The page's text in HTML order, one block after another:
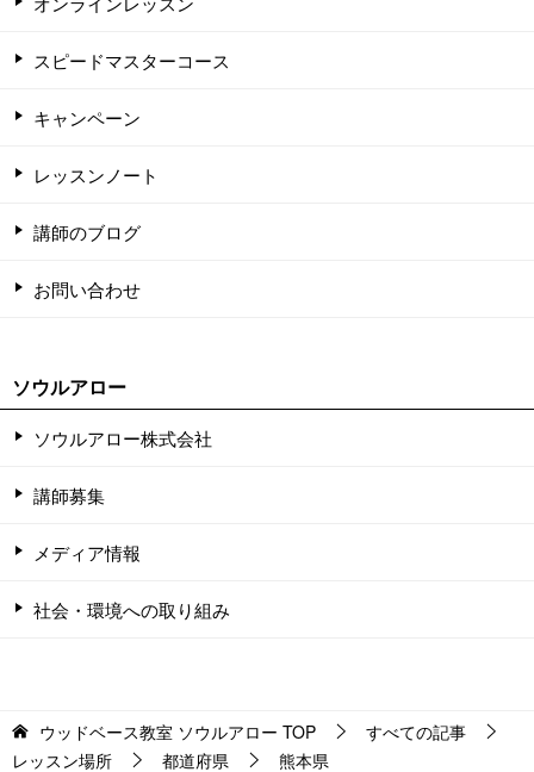
スピードマスターコース
キャンペーン
レッスンノート
講師のブログ
お問い合わせ
ソウルアロー
ソウルアロー株式会社
講師募集
メディア情報
社会・環境への取り組み
ウッドベース教室 ソウルアロー TOP
すべての記事
レッスン場所
都道府県 熊本県